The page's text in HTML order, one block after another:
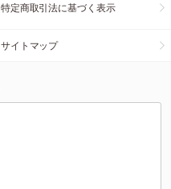
特定商取引法に基づく表示
サイトマップ